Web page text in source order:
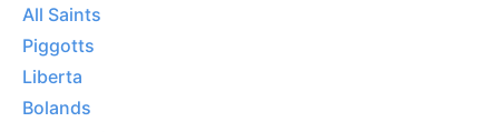
All Saints
Piggotts
Liberta
Bolands